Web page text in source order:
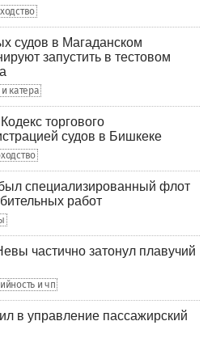
судов в Магаданском
запустить в тестовом
катера
торгового
судов в Бишкеке
специализированный флот
работ
частично затонул плавучий
и чп
в управление пассажирский